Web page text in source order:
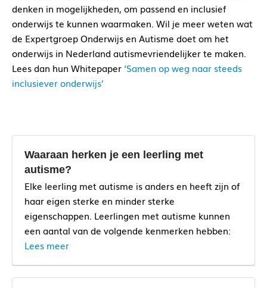
denken in mogelijkheden, om passend en inclusief
onderwijs te kunnen waarmaken. Wil je meer weten wat
de Expertgroep Onderwijs en Autisme doet om het
onderwijs in Nederland autismevriendelijker te maken.
Lees dan hun Whitepaper ‘Samen op weg naar steeds
inclusiever onderwijs’
Waaraan herken je een leerling met
autisme?
Elke leerling met autisme is anders en heeft zijn of
haar eigen sterke en minder sterke
eigenschappen. Leerlingen met autisme kunnen
een aantal van de volgende kenmerken hebben:
Lees meer